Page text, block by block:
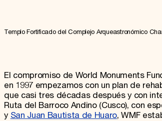
Templo Fortificado del Complejo Arqueastronómico
El compromiso de World Monuments
en 1997 empezamos con un plan de
que casi tres décadas después y con
Ruta del Barroco Andino (Cusco), con
y San Juan Bautista de Huaro, WMF